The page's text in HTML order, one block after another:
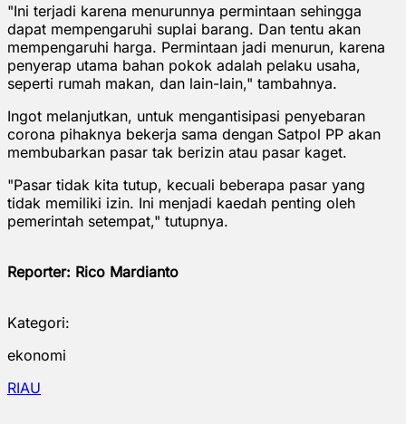
"Ini terjadi karena menurunnya permintaan sehingga
dapat mempengaruhi suplai barang. Dan tentu akan
mempengaruhi harga. Permintaan jadi menurun, karena
penyerap utama bahan pokok adalah pelaku usaha,
seperti rumah makan, dan lain-lain," tambahnya.
Ingot melanjutkan, untuk mengantisipasi penyebaran
corona pihaknya bekerja sama dengan Satpol PP akan
membubarkan pasar tak berizin atau pasar kaget.
"Pasar tidak kita tutup, kecuali beberapa pasar yang
tidak memiliki izin. Ini menjadi kaedah penting oleh
pemerintah setempat," tutupnya.
Reporter: Rico Mardianto
Kategori:
ekonomi
RIAU